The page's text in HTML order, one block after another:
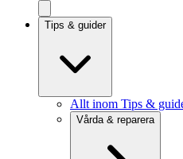
Tips & guider
Allt inom Tips &
Vårda & reparera